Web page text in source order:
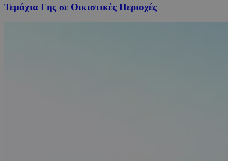
Τεμάχια Γης σε Οικιστικές Περιοχές